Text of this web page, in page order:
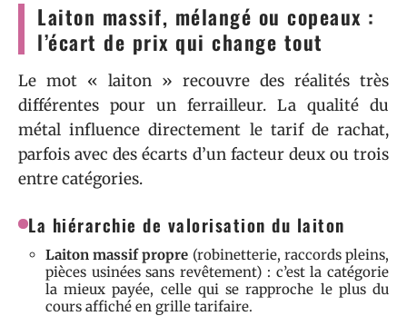
Laiton massif, mélangé ou copeaux :
l’écart de prix qui change tout
Le mot « laiton » recouvre des réalités très
différentes pour un ferrailleur. La qualité du
métal influence directement le tarif de rachat,
parfois avec des écarts d’un facteur deux ou trois
entre catégories.
La hiérarchie de valorisation du laiton
Laiton massif propre (robinetterie, raccords pleins,
pièces usinées sans revêtement) : c’est la catégorie
la mieux payée, celle qui se rapproche le plus du
cours affiché en grille tarifaire.